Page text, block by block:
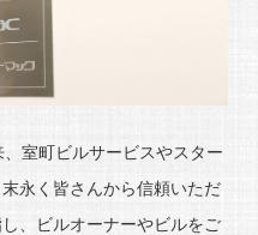
室町ビルサービスやスター
永く皆さんから信頼いただ
、ビルオーナーやビルをご